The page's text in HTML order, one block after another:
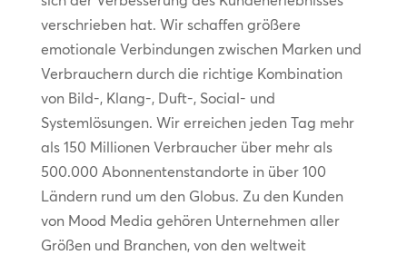
verschrieben hat. Wir schaffen größere
emotionale Verbindungen zwischen Marken und
Verbrauchern durch die richtige Kombination
von Bild-, Klang-, Duft-, Social- und
Systemlösungen. Wir erreichen jeden Tag mehr
als 150 Millionen Verbraucher über mehr als
500.000 Abonnentenstandorte in über 100
Ländern rund um den Globus. Zu den Kunden
von Mood Media gehören Unternehmen aller
Größen und Branchen, von den weltweit